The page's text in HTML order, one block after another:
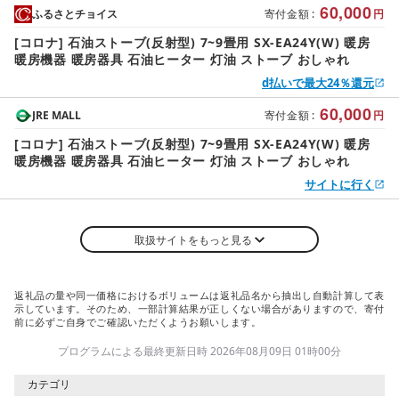
寄付金額 : 60,000円
ふるさとチョイス
[コロナ] 石油ストーブ(反射型) 7~9畳用 SX-EA24Y(W) 暖房
暖房機器 暖房器具 石油ヒーター 灯油 ストーブ おしゃれ
d払いで最大24％還元
寄付金額 : 60,000円
JRE MALL
[コロナ] 石油ストーブ(反射型) 7~9畳用 SX-EA24Y(W) 暖房
暖房機器 暖房器具 石油ヒーター 灯油 ストーブ おしゃれ
サイトに行く
取扱サイトをもっと見る
返礼品の量や同一価格におけるボリュームは返礼品名から抽出し自動計算して表
示しています。そのため、一部計算結果が正しくない場合がありますので、寄付
前に必ずご自身でご確認いただくようお願いします。
プログラムによる最終更新日時 2026年08月09日 01時00分
カテゴリ